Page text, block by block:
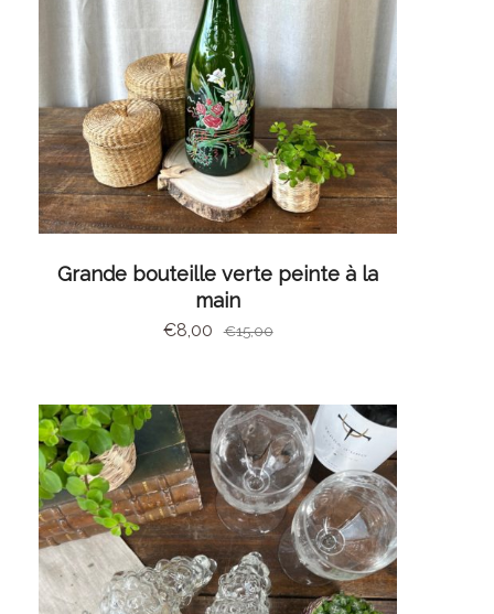
AJOUTER AU PANIER
Grande bouteille verte peinte à la
main
€15,00
€8,00